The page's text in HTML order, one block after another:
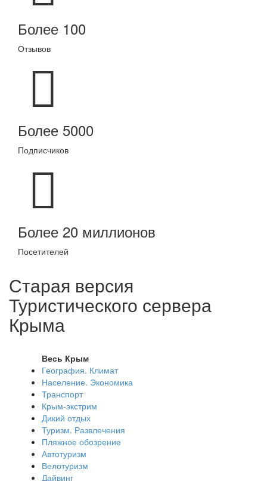
Более 100
Отзывов
Более 5000
Подписчиков
Более 20 миллионов
Посетителей
Старая версия
Туристического сервера
Крыма
Весь Крым
География. Климат
Население. Экономика
Транспорт
Крым-экстрим
Дикий отдых
Туризм. Развлечения
Пляжное обозрение
Автотуризм
Велотуризм
Дайвинг